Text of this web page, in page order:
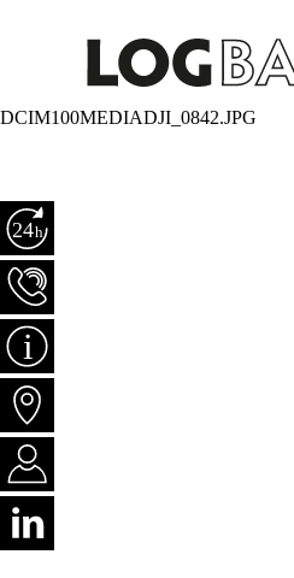
DCIM100MEDIADJI_0842.JPG
Notfall +41 79 681 15 30
Tel +41 81 303 73 80
Aktuelles
Standorte
Jobs
Follow us